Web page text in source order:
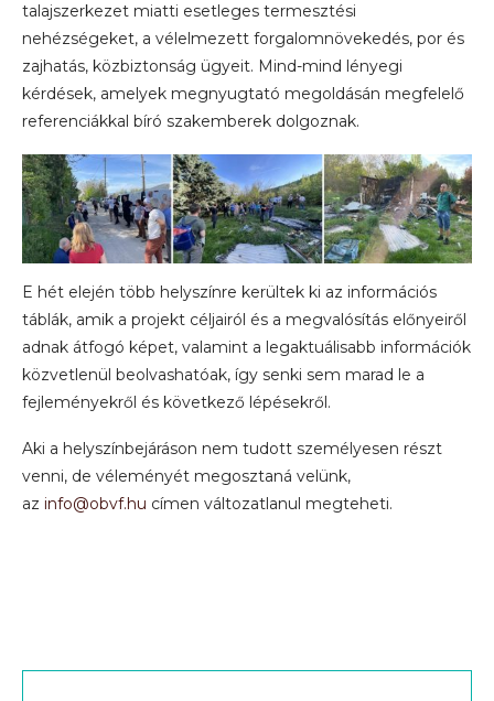
talajszerkezet miatti esetleges termesztési
nehézségeket, a vélelmezett forgalomnövekedés, por és
zajhatás, közbiztonság ügyeit. Mind-mind lényegi
kérdések, amelyek megnyugtató megoldásán megfelelő
referenciákkal bíró szakemberek dolgoznak.
E hét elején több helyszínre kerültek ki az információs
táblák, amik a projekt céljairól és a megvalósítás előnyeiről
adnak átfogó képet, valamint a legaktuálisabb információk
közvetlenül beolvashatóak, így senki sem marad le a
fejleményekről és következő lépésekről.
Aki a helyszínbejáráson nem tudott személyesen részt
venni, de véleményét megosztaná velünk,
az info@obvf.hu címen változatlanul megteheti.